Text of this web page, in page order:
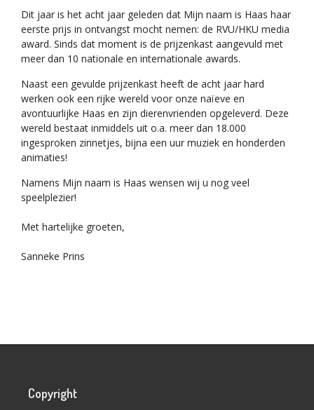
Dit jaar is het acht jaar geleden dat Mijn naam is Haas haar
eerste prijs in ontvangst mocht nemen: de RVU/HKU media
award. Sinds dat moment is de prijzenkast aangevuld met
meer dan 10 nationale en internationale awards.
Naast een gevulde prijzenkast heeft de acht jaar hard
werken ook een rijke wereld voor onze naïeve en
avontuurlijke Haas en zijn dierenvrienden opgeleverd. Deze
wereld bestaat inmiddels uit o.a. meer dan 18.000
ingesproken zinnetjes, bijna een uur muziek en honderden
animaties!
Namens Mijn naam is Haas wensen wij u nog veel
speelplezier!
Met hartelijke groeten,
Sanneke Prins
Copyright